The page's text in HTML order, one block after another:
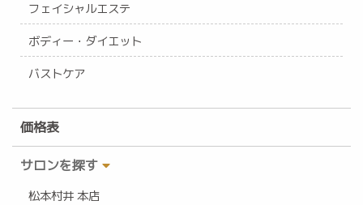
フェイシャルエステ
ボディー・ダイエット
バストケア
価格表
サロンを探す
松本村井 本店